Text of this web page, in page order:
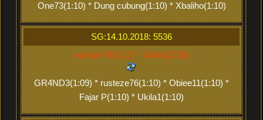
One73(1:10) * Dung cubung(1:10) * Xbaliho(1:10)
SG:14.10.2018: 5536
rusteze76(2:17) * Ukila1(2:20)
GR4ND3(1:09) * rusteze76(1:10) * Obiee11(1:10) *
Fajar P(1:10) * Ukila1(1:10)